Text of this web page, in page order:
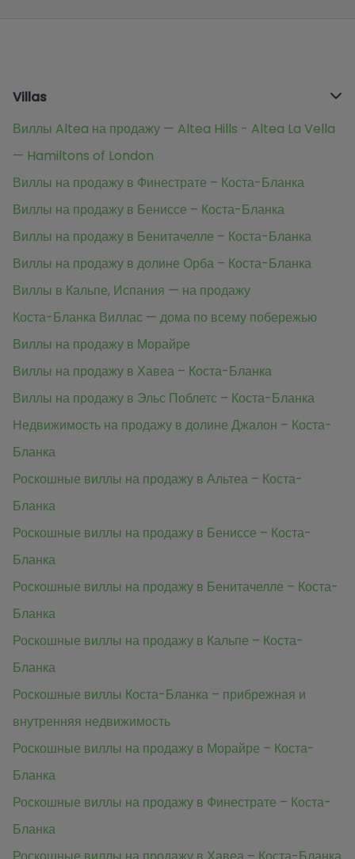
Villas
Виллы Altea на продажу — Altea Hills - Altea La Vella
— Hamiltons of London
Виллы на продажу в Финестрате – Коста-Бланка
Виллы на продажу в Бениссе – Коста-Бланка
Виллы на продажу в Бенитачелле – Коста-Бланка
Виллы на продажу в долине Орба – Коста-Бланка
Виллы в Кальпе, Испания — на продажу
Коста-Бланка Виллас — дома по всему побережью
Виллы на продажу в Морайре
Виллы на продажу в Хавеа – Коста-Бланка
Виллы на продажу в Эльс Поблетс – Коста-Бланка
Недвижимость на продажу в долине Джалон – Коста-
Бланка
Роскошные виллы на продажу в Альтеа – Коста-
Бланка
Роскошные виллы на продажу в Бениссе – Коста-
Бланка
Роскошные виллы на продажу в Бенитачелле – Коста-
Бланка
Роскошные виллы на продажу в Кальпе – Коста-
Бланка
Роскошные виллы Коста-Бланка – прибрежная и
внутренняя недвижимость
Роскошные виллы на продажу в Морайре – Коста-
Бланка
Роскошные виллы на продажу в Финестрате – Коста-
Бланка